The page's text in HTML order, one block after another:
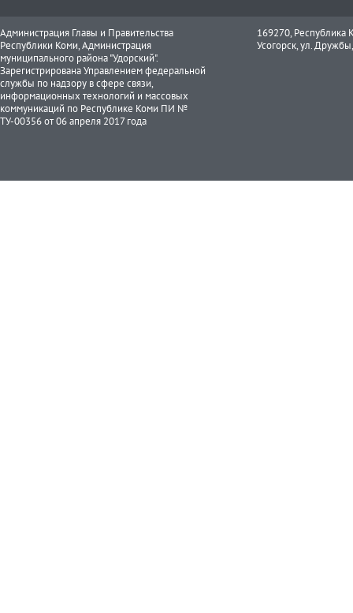
Администрация Главы и Правительства
Республики Коми, Администрация
муниципального района "Удорский".
Зарегистрирована Управлением федеральной
службы по надзору в сфере связи,
информационных технологий и массовых
коммуникаций по Республике Коми ПИ №
ТУ-00356 от 06 апреля 2017 года
169270, Республика
Усогорск, ул.